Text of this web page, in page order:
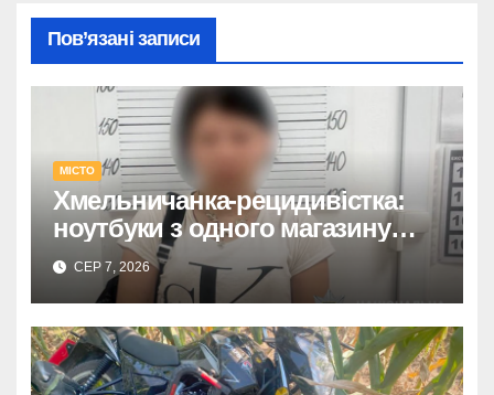
Пов’язані записи
МІСТО
Хмельничанка-рецидивістка:
ноутбуки з одного магазину
крала двічі
СЕР 7, 2026